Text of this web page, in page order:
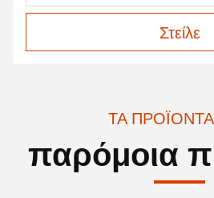
Στείλε
ΤΑ
παρόμοια